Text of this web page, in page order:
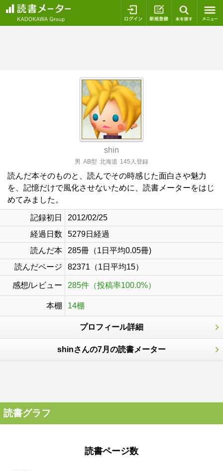
ログイン 新規登録
shin
男 AB型 北海道 145人登録
読んだ本そのものと、読んでその時感じた面白さや魅力
を、記憶だけで風化させないために、読書メーターをはじ
めてみました。
記録初日
2012/02/25
経過日数
5279日経過
読んだ本
285冊（1日平均0.05冊)
読んだページ
82371（1日平均15）
感想/レビュー 285件（投稿率100.0%）
本棚 14棚
プロフィール詳細
shinさんの7月の読書メーター
読書グラフ
読書ページ数